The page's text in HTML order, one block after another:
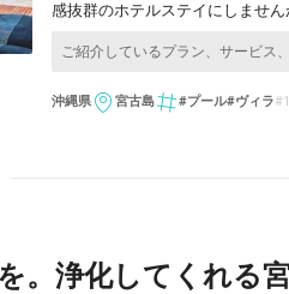
感抜群のホテルステイにしませ
沖縄県 宮古島 #プール#ヴィラ
。浄化してくれる